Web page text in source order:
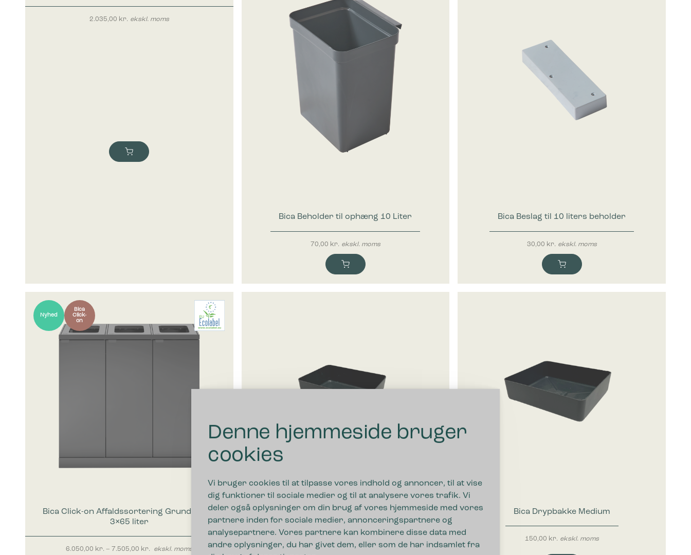
Denne hjemmeside bruger
cookies
Vi bruger cookies til at tilpasse vores indhold og annoncer, til at vise
dig funktioner til sociale medier og til at analysere vores trafik. Vi
deler også oplysninger om din brug af vores hjemmeside med vores
partnere inden for sociale medier, annonceringspartnere og
analysepartnere. Vores partnere kan kombinere disse data med
andre oplysninger, du har givet dem, eller som de har indsamlet fra
2.035,00 kr. ekskl. moms
Bica Beholder til ophæng 10 Liter
70,00 kr. ekskl. moms
Bica Beslag til 10 liters beholder
30,00 kr. ekskl. moms
Nyhed
Bica
Click-
on
Bica Click-on Affaldssortering Grundmodel
3×65 liter
6.050,00 kr. – 7.505,00 kr.Prisinterval: 6.050,00 kr. til 7.505,00 kr.
ekskl. moms
Bica Drypbakke Lille Bica Drypbakke Medium
150,00 kr. ekskl. moms